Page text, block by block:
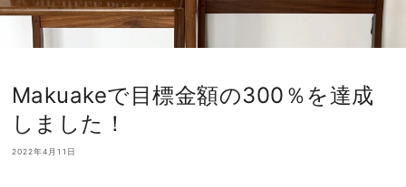
Makuakeで目標金額の300％を達成
しました！
2022年4月11日